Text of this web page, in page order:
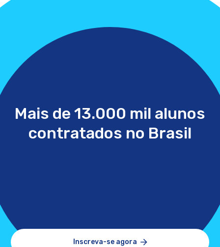
Mais de 13.000 mil alunos
contratados no Brasil
Inscreva-se agora